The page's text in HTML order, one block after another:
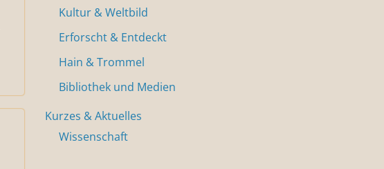
Kultur & Weltbild
Erforscht & Entdeckt
Hain & Trommel
Bibliothek und Medien
Kurzes & Aktuelles
Wissenschaft